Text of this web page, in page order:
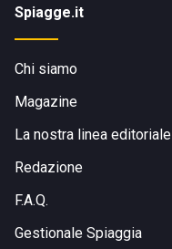
Spiagge.it
Chi siamo
Magazine
La nostra linea editoriale
Redazione
F.A.Q.
Gestionale Spiaggia